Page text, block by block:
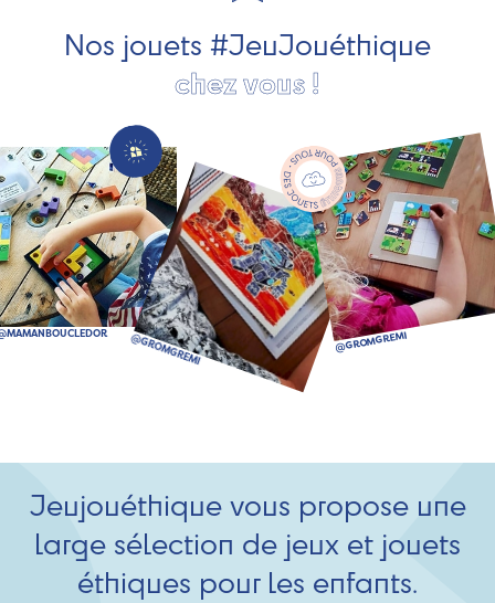
Nos jouets #JeuJouéthique
chez vous !
Jeujouéthique vous propose une
large sélection de jeux et jouets
éthiques pour les enfants.